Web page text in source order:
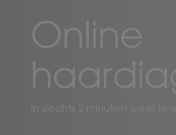
Online
In slechts 2 minuten weet je